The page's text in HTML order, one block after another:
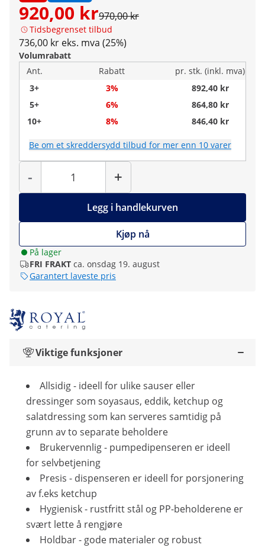
920,00 kr970,00 kr
Tidsbegrenset tilbud
736,00 kr eks. mva (25%)
Volumrabatt
Ant.
Rabatt
pr. stk. (inkl. mva)
3+
3%
892,40 kr
5+
6%
864,80 kr
10+
8% 846,40 kr
Be om et skreddersydd tilbud for mer enn 10 varer
-
Antall
+
Legg i handlekurven
Kjøp nå
På lager
FRI FRAKT ca. onsdag 19. august
Garantert laveste pris
Viktige funksjoner
Allsidig - ideell for ulike sauser eller
dressinger som soyasaus, eddik, ketchup og
salatdressing som kan serveres samtidig på
grunn av to separate beholdere
Brukervennlig - pumpedipenseren er ideell
for selvbetjening
Presis - dispenseren er ideell for porsjonering
av f.eks ketchup
Hygienisk - rustfritt stål og PP-beholderene er
svært lette å rengjøre
Holdbar - gode materialer og robust